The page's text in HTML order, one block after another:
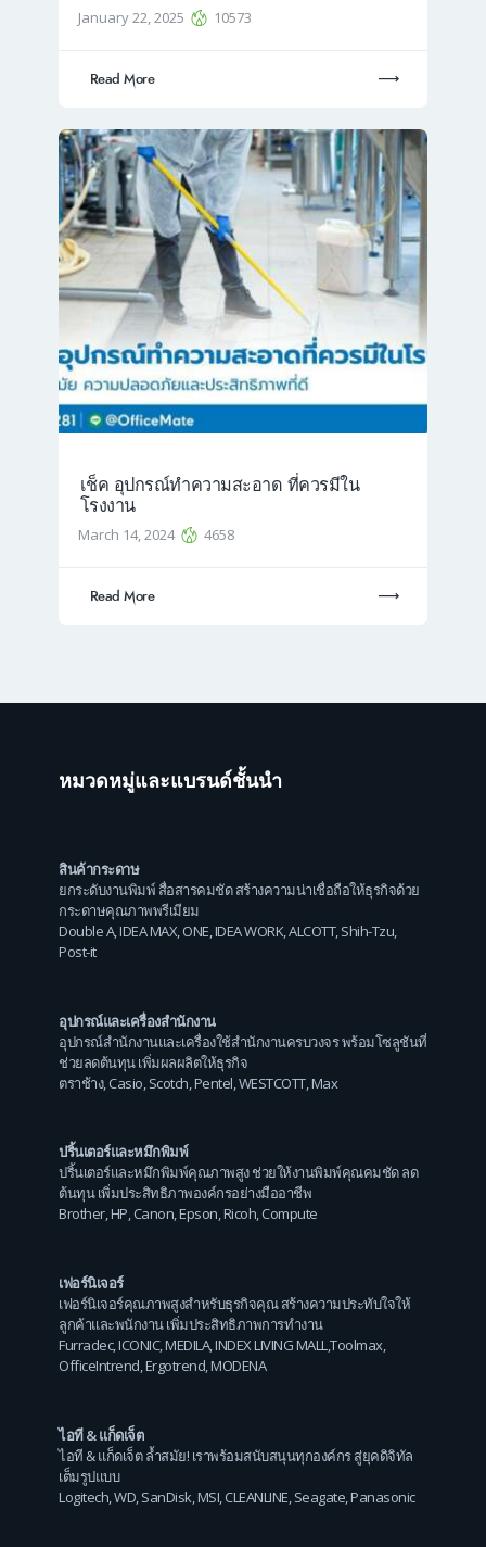
January 22, 2025 10573
Read More
เช็ค อุปกรณ์ทำความสะอาด ที่ควรมีใน
โรงงาน
March 14, 2024 4658
Read More
หมวดหมู่และแบรนด์ชั้นนำ
สินค้ากระดาษ
ยกระดับงานพิมพ์ สื่อสารคมชัด สร้างความน่าเชื่อถือให้ธุรกิจด้วย
กระดาษคุณภาพพรีเมียม
Double A,IDEA MAX,ONE,IDEA WORK,ALCOTT,Shih-Tzu,
Post-it
อุปกรณ์และเครื่องสำนักงาน
อุปกรณ์สำนักงานและเครื่องใช้สำนักงานครบวงจร พร้อมโซลูชันที่
ช่วยลดต้นทุน เพิ่มผลผลิตให้ธุรกิจ
ตราช้าง, Casio Scotch Pentel WESTCOTT, Max
ปริ้นเตอร์และหมึกพิมพ์
ปริ้นเตอร์และหมึกพิมพ์คุณภาพสูง ช่วยให้งานพิมพ์คุณคมชัด ลด
ต้นทุน เพิ่มประสิทธิภาพองค์กรอย่างมืออาชีพ
Brother,HP,Canon,Epson,Ricoh,Compute
เฟอร์นิเจอร์
เฟอร์นิเจอร์คุณภาพสูงสำหรับธุรกิจคุณ สร้างความประทับใจให้
ลูกค้าและพนักงาน เพิ่มประสิทธิภาพการทำงาน
Furradec,ICONIC,MEDILA,INDEX LIVING MALL,Toolmax,
OfficeIntrend,Ergotrend,MODENA
ไอที & แก็ดเจ็ต
ไอที & แก็ดเจ็ต ล้ำสมัย! เราพร้อมสนับสนุนทุกองค์กร สู่ยุคดิจิทัล
เต็มรูปแบบ
Logitech,WD,SanDisk,MSI,CLEANLINE,Seagate,Panasonic